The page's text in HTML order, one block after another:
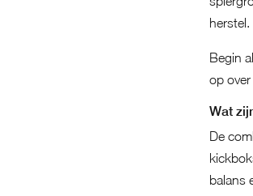
Begin
op
Wat
De
balans